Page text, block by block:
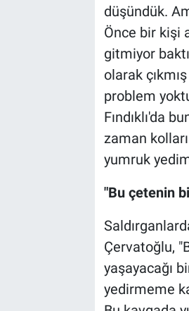
düşündük.
Önce bir kişi
gitmiyor
olarak
problem
Fındıklı'da
zaman
yumruk
"Bu çetenin
Çervatoğlu,
yaşayacağı
yedirmeme